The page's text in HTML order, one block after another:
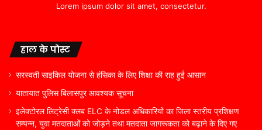
Lorem ipsum dolor sit amet, consectetur.
हाल के पोस्ट
सरस्वती साइकिल योजना से हंसिका के लिए शिक्षा की राह हुई आसान
यातायात पुलिस बिलासपुर आवश्यक सूचना
इलेक्टोरल लिट्रेसी क्लब ELC के नोडल अधिकारियों का जिला स्तरीय प्रशिक्षण
सम्पन्न, युवा मतदाताओं को जोड़ने तथा मतदाता जागरूकता को बढ़ाने के दिए गए